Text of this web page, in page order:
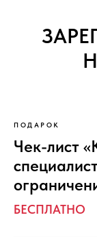
ПОДАРОК
Чек-лист
БЕСПЛАТНО